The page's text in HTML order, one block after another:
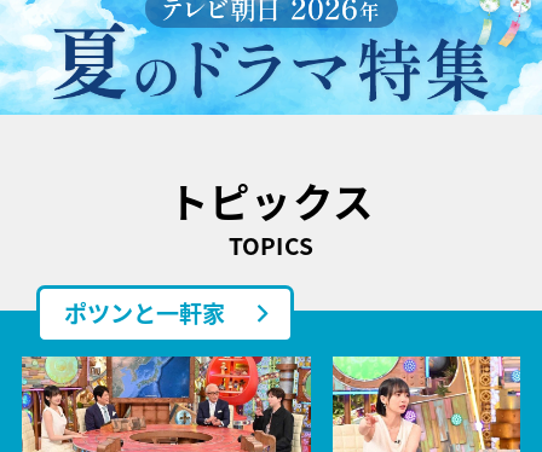
トピックス
TOPICS
ポツンと一軒家